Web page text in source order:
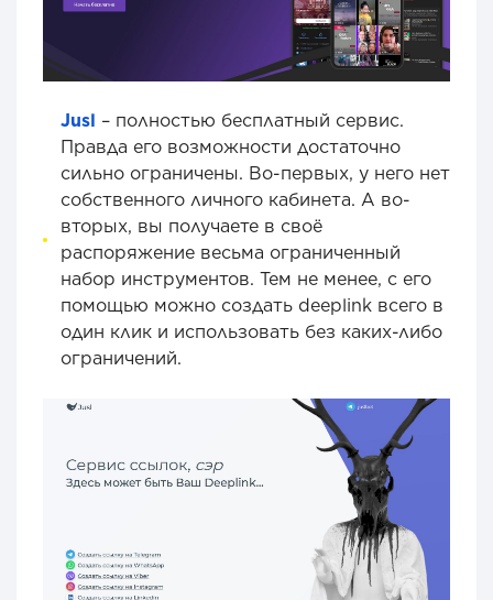
Jusl – полностью бесплатный сервис.
Правда его возможности достаточно
сильно ограничены. Во-первых, у него нет
собственного личного кабинета. А во-
вторых, вы получаете в своё
распоряжение весьма ограниченный
набор инструментов. Тем не менее, с его
помощью можно создать deeplink всего в
один клик и использовать без каких-либо
ограничений.